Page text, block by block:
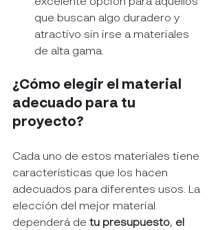
que buscan algo duradero y
atractivo sin irse a materiales
de alta gama.
¿Cómo elegir el material
adecuado para tu
proyecto?
Cada uno de estos materiales tiene
características que los hacen
adecuados para diferentes usos. La
elección del mejor material
dependerá de tu presupuesto, el